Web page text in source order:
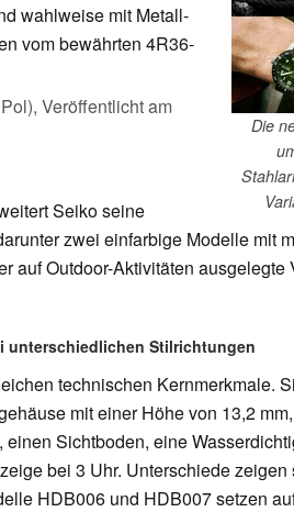
Die
wahlweise mit Metall-
vom bewährten 4R36-
Veröffentlicht am
Seiko seine
zwei einfarbige Modelle mit
auf Outdoor-Aktivitäten ausgelegte
unterschiedlichen Stilrichtungen
technischen Kernmerkmale.
mit einer Höhe von 13,2
Sichtboden, eine
bei 3 Uhr. Unterschiede
HDB006 und HDB007 setzen